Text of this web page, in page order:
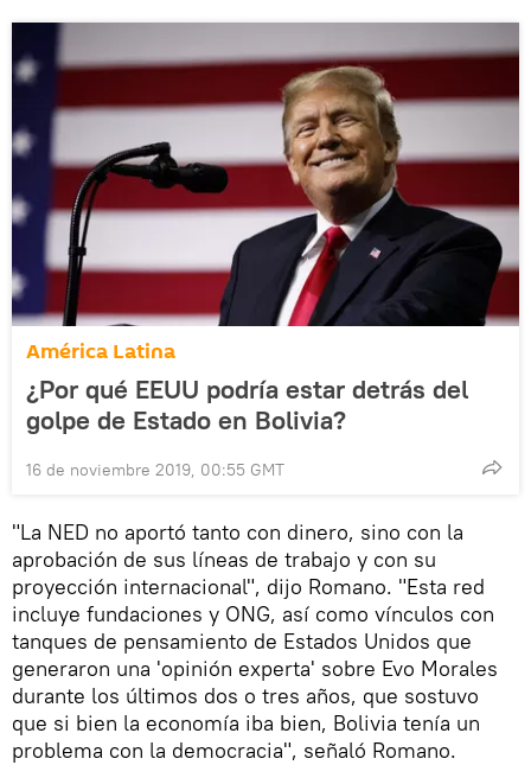
América Latina
¿Por qué EEUU podría estar detrás del
golpe de Estado en Bolivia?
16 de noviembre 2019, 00:55 GMT
"La NED no aportó tanto con dinero, sino con la
aprobación de sus líneas de trabajo y con su
proyección internacional", dijo Romano. "Esta red
incluye fundaciones y ONG, así como vínculos con
tanques de pensamiento de Estados Unidos que
generaron una 'opinión experta' sobre Evo Morales
durante los últimos dos o tres años, que sostuvo
que si bien la economía iba bien, Bolivia tenía un
problema con la democracia", señaló Romano.